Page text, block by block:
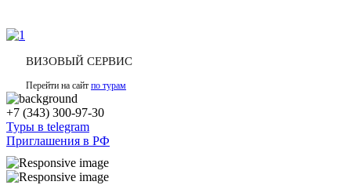
ВИЗОВЫЙ СЕРВИС
Перейти на сайт по турам
+7 (343) 300-97-30
Туры в telegram
Приглашения в РФ